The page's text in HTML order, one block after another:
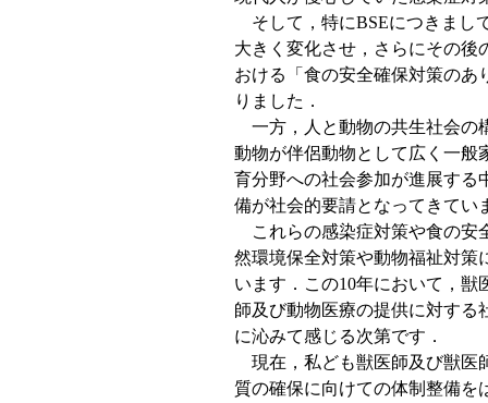
そして，特にBSEにつきまし
大きく変化させ，さらにその後
おける「食の安全確保対策のあ
りました．
一方，人と動物の共生社会の
動物が伴侶動物として広く一般
育分野への社会参加が進展する
備が社会的要請となってきてい
これらの感染症対策や食の安
然環境保全対策や動物福祉対策
います．この10年において，
師及び動物医療の提供に対する
に沁みて感じる次第です．
現在，私ども獣医師及び獣医
質の確保に向けての体制整備を